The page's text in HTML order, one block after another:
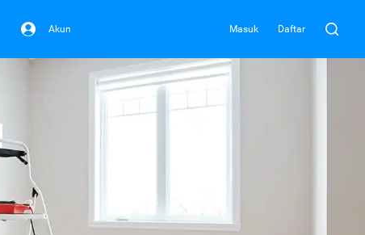
Akun Masuk Daftar